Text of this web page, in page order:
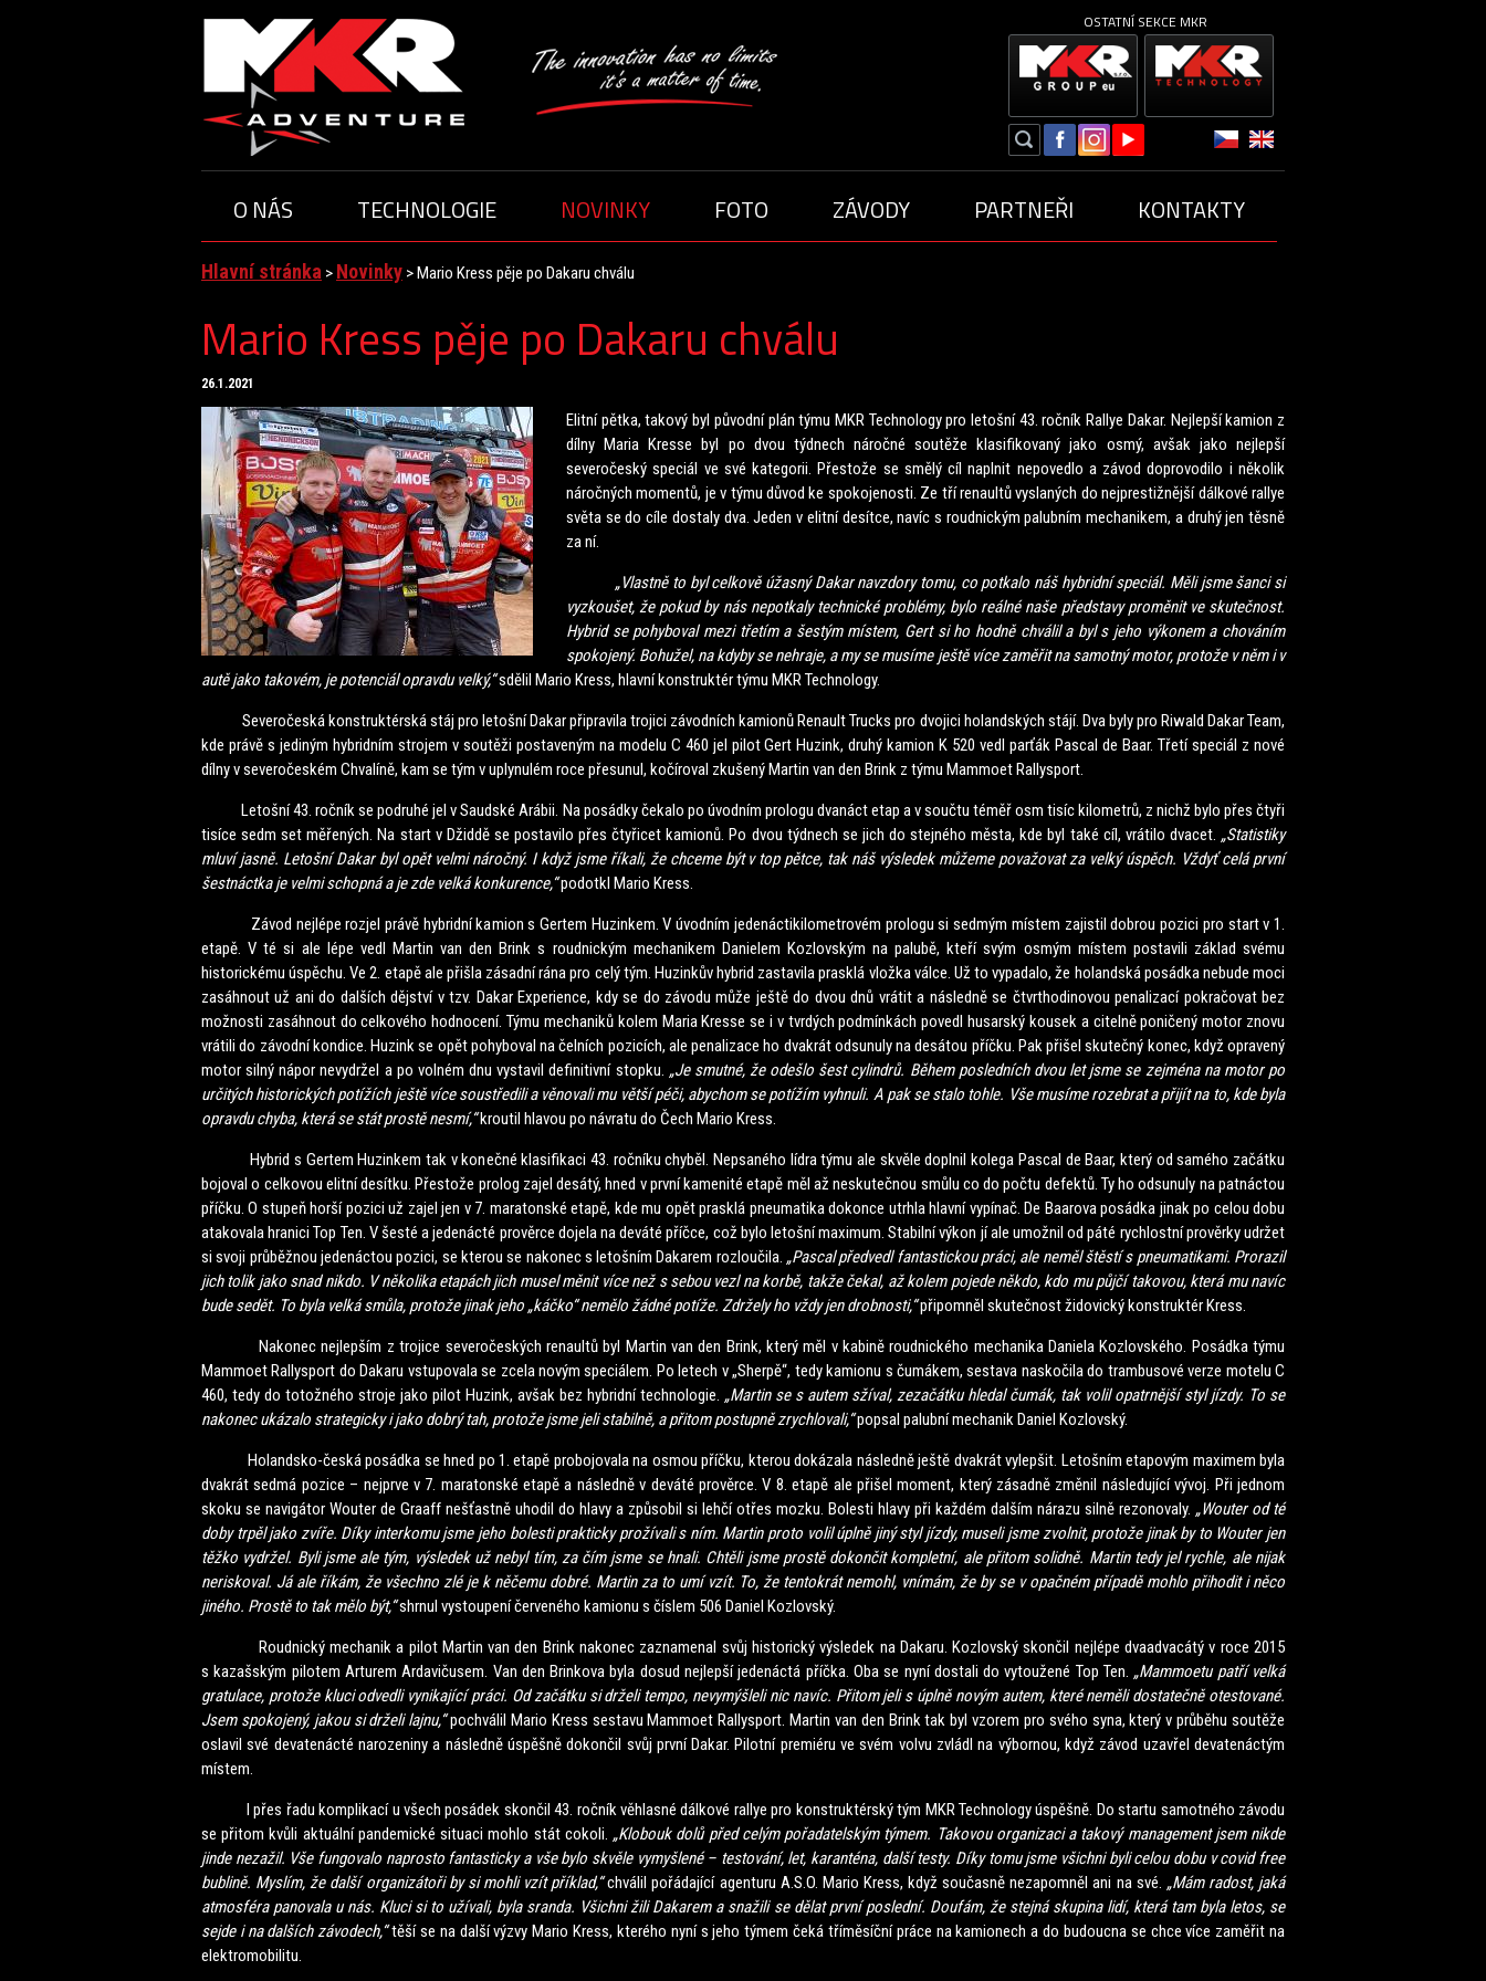
OSTATNÍ SEKCE MKR
O NÁS
O TÝMU
ČLENOVÉ TÝMU JEZDCI
TECHNOLOGIE NOVINKY FOTO
SEZÓNA 2020 SEZÓNA 2019 SEZÓNA 2018
SEZÓNA 2014
ZÁVODY PARTNEŘI KONTAKTY
Hlavní stránka > Novinky >Mario Kress pěje po Dakaru chválu
Mario Kress pěje po Dakaru chválu
26.1.2021
Elitní pětka, takový byl původní plán týmu MKR Technology pro letošní 43. ročník Rallye Dakar. Nejlepší kamion z
dílny Maria Kresse byl po dvou týdnech náročné soutěže klasifikovaný jako osmý, avšak jako nejlepší
severočeský speciál ve své kategorii. Přestože se smělý cíl naplnit nepovedlo a závod doprovodilo i několik
náročných momentů, je v týmu důvod ke spokojenosti. Ze tří renaultů vyslaných do nejprestižnější dálkové rallye
světa se do cíle dostaly dva. Jeden v elitní desítce, navíc s roudnickým palubním mechanikem, a druhý jen těsně
za ní.
„Vlastně to byl celkově úžasný Dakar navzdory tomu, co potkalo náš hybridní speciál. Měli jsme šanci si
vyzkoušet, že pokud by nás nepotkaly technické problémy, bylo reálné naše představy proměnit ve skutečnost.
Hybrid se pohyboval mezi třetím a šestým místem, Gert si ho hodně chválil a byl s jeho výkonem a chováním
spokojený. Bohužel, na kdyby se nehraje, a my se musíme ještě více zaměřit na samotný motor, protože v něm i v
autě jako takovém, je potenciál opravdu velký,“sdělil Mario Kress, hlavní konstruktér týmu MKR Technology.
Severočeská konstruktérská stáj pro letošní Dakar připravila trojici závodních kamionů Renault Trucks pro dvojici holandských stájí. Dva byly pro Riwald Dakar Team,
kde právě s jediným hybridním strojem v soutěži postaveným na modelu C 460 jel pilot Gert Huzink, druhý kamion K 520 vedl parťák Pascal de Baar. Třetí speciál z nové
dílny v severočeském Chvalíně, kam se tým v uplynulém roce přesunul, kočíroval zkušený Martin van den Brink z týmu Mammoet Rallysport.
Letošní 43. ročník se podruhé jel v Saudské Arábii. Na posádky čekalo po úvodním prologu dvanáct etap a v součtu téměř osm tisíc kilometrů, z nichž bylo přes čtyři
tisíce sedm set měřených. Na start v Džiddě se postavilo přes čtyřicet kamionů. Po dvou týdnech se jich do stejného města, kde byl také cíl, vrátilo dvacet. „Statistiky
mluví jasně. Letošní Dakar byl opět velmi náročný. I když jsme říkali, že chceme být v top pětce, tak náš výsledek můžeme považovat za velký úspěch. Vždyť celá první
šestnáctka je velmi schopná a je zde velká konkurence,“podotkl Mario Kress.
Závod nejlépe rozjel právě hybridní kamion s Gertem Huzinkem. V úvodním jedenáctikilometrovém prologu si sedmým místem zajistil dobrou pozici pro start v 1.
etapě. V té si ale lépe vedl Martin van den Brink s roudnickým mechanikem Danielem Kozlovským na palubě, kteří svým osmým místem postavili základ svému
historickému úspěchu. Ve 2. etapě ale přišla zásadní rána pro celý tým. Huzinkův hybrid zastavila prasklá vložka válce. Už to vypadalo, že holandská posádka nebude moci
zasáhnout už ani do dalších dějství v tzv. Dakar Experience, kdy se do závodu může ještě do dvou dnů vrátit a následně se čtvrthodinovou penalizací pokračovat bez
možnosti zasáhnout do celkového hodnocení. Týmu mechaniků kolem Maria Kresse se i v tvrdých podmínkách povedl husarský kousek a citelně poničený motor znovu
vrátili do závodní kondice. Huzink se opět pohyboval na čelních pozicích, ale penalizace ho dvakrát odsunuly na desátou příčku. Pak přišel skutečný konec, když opravený
motor silný nápor nevydržel a po volném dnu vystavil definitivní stopku. „Je smutné, že odešlo šest cylindrů. Během posledních dvou let jsme se zejména na motor po
určitých historických potížích ještě více soustředili a věnovali mu větší péči, abychom se potížím vyhnuli. A pak se stalo tohle. Vše musíme rozebrat a přijít na to, kde byla
opravdu chyba, která se stát prostě nesmí,“kroutil hlavou po návratu do Čech Mario Kress.
Hybrid s Gertem Huzinkem tak v konečné klasifikaci 43. ročníku chyběl. Nepsaného lídra týmu ale skvěle doplnil kolega Pascal de Baar, který od samého začátku
bojoval o celkovou elitní desítku. Přestože prolog zajel desátý, hned v první kamenité etapě měl až neskutečnou smůlu co do počtu defektů. Ty ho odsunuly na patnáctou
příčku. O stupeň horší pozici už zajel jen v 7. maratonské etapě, kde mu opět prasklá pneumatika dokonce utrhla hlavní vypínač. De Baarova posádka jinak po celou dobu
atakovala hranici Top Ten. V šesté a jedenácté prověrce dojela na deváté příčce, což bylo letošní maximum. Stabilní výkon jí ale umožnil od páté rychlostní prověrky udržet
si svoji průběžnou jedenáctou pozici, se kterou se nakonec s letošním Dakarem rozloučila. „Pascal předvedl fantastickou práci, ale neměl štěstí s pneumatikami. Prorazil
jich tolik jako snad nikdo. V několika etapách jich musel měnit více než s sebou vezl na korbě, takže čekal, až kolem pojede někdo, kdo mu půjčí takovou, která mu navíc
bude sedět. To byla velká smůla, protože jinak jeho „káčko“ nemělo žádné potíže. Zdržely ho vždy jen drobnosti,“připomněl skutečnost židovický konstruktér Kress.
Nakonec nejlepším z trojice severočeských renaultů byl Martin van den Brink, který měl v kabině roudnického mechanika Daniela Kozlovského. Posádka týmu
Mammoet Rallysport do Dakaru vstupovala se zcela novým speciálem. Po letech v „Sherpě“, tedy kamionu s čumákem, sestava naskočila do trambusové verze motelu C
460, tedy do totožného stroje jako pilot Huzink, avšak bez hybridní technologie. „Martin se s autem sžíval, zezačátku hledal čumák, tak volil opatrnější styl jízdy. To se
nakonec ukázalo strategicky i jako dobrý tah, protože jsme jeli stabilně, a přitom postupně zrychlovali,“popsal palubní mechanik Daniel Kozlovský.
Holandsko-česká posádka se hned po 1. etapě probojovala na osmou příčku, kterou dokázala následně ještě dvakrát vylepšit. Letošním etapovým maximem byla
dvakrát sedmá pozice – nejprve v 7. maratonské etapě a následně v deváté prověrce. V 8. etapě ale přišel moment, který zásadně změnil následující vývoj. Při jednom
skoku se navigátor Wouter de Graaff nešťastně uhodil do hlavy a způsobil si lehčí otřes mozku. Bolesti hlavy při každém dalším nárazu silně rezonovaly. „Wouter od té
doby trpěl jako zvíře. Díky interkomu jsme jeho bolesti prakticky prožívali s ním. Martin proto volil úplně jiný styl jízdy, museli jsme zvolnit, protože jinak by to Wouter jen
těžko vydržel. Byli jsme ale tým, výsledek už nebyl tím, za čím jsme se hnali. Chtěli jsme prostě dokončit kompletní, ale přitom solidně. Martin tedy jel rychle, ale nijak
neriskoval. Já ale říkám, že všechno zlé je k něčemu dobré. Martin za to umí vzít. To, že tentokrát nemohl, vnímám, že by se v opačném případě mohlo přihodit i něco
jiného. Prostě to tak mělo být,“shrnul vystoupení červeného kamionu s číslem 506 Daniel Kozlovský.
Roudnický mechanik a pilot Martin van den Brink nakonec zaznamenal svůj historický výsledek na Dakaru. Kozlovský skončil nejlépe dvaadvacátý v roce 2015
s kazašským pilotem Arturem Ardavičusem. Van den Brinkova byla dosud nejlepší jedenáctá příčka. Oba se nyní dostali do vytoužené Top Ten. „Mammoetu patří velká
gratulace, protože kluci odvedli vynikající práci. Od začátku si drželi tempo, nevymýšleli nic navíc. Přitom jeli s úplně novým autem, které neměli dostatečně otestované.
Jsem spokojený, jakou si drželi lajnu,“pochválil Mario Kress sestavu Mammoet Rallysport. Martin van den Brink tak byl vzorem pro svého syna, který v průběhu soutěže
oslavil své devatenácté narozeniny a následně úspěšně dokončil svůj první Dakar. Pilotní premiéru ve svém volvu zvládl na výbornou, když závod uzavřel devatenáctým
místem.
I přes řadu komplikací u všech posádek skončil 43. ročník věhlasné dálkové rallye pro konstruktérský tým MKR Technology úspěšně. Do startu samotného závodu
se přitom kvůli aktuální pandemické situaci mohlo stát cokoli. „Klobouk dolů před celým pořadatelským týmem. Takovou organizaci a takový management jsem nikde
jinde nezažil. Vše fungovalo naprosto fantasticky a vše bylo skvěle vymyšlené – testování, let, karanténa, další testy. Díky tomu jsme všichni byli celou dobu v covid free
bublině. Myslím, že další organizátoři by si mohli vzít příklad,“chválil pořádající agenturu A.S.O. Mario Kress, když současně nezapomněl ani na své. „Mám radost, jaká
atmosféra panovala u nás. Kluci si to užívali, byla sranda. Všichni žili Dakarem a snažili se dělat první poslední. Doufám, že stejná skupina lidí, která tam byla letos, se
sejde i na dalších závodech,“těší se na další výzvy Mario Kress, kterého nyní s jeho týmem čeká tříměsíční práce na kamionech a do budoucna se chce více zaměřit na
elektromobilitu.